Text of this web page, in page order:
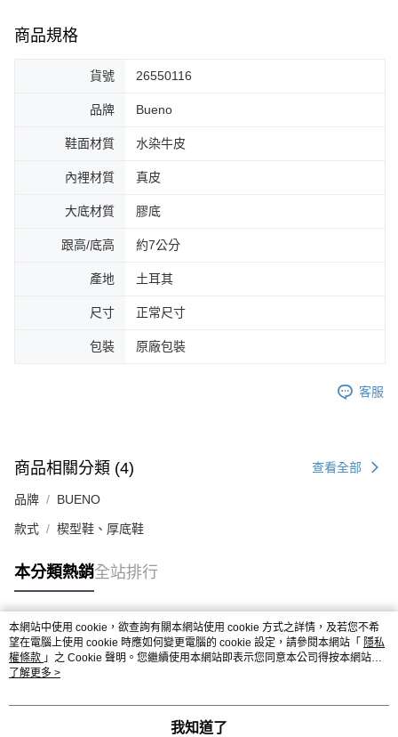
商品規格
貨號 26550116
品牌 Bueno
鞋面材質 水染牛皮
內裡材質 真皮
大底材質 膠底
跟高/底高 約7公分
產地 土耳其
尺寸 正常尺寸
包裝 原廠包裝
客服
商品相關分類 (4) 查看全部
品牌 BUENO
款式 楔型鞋、厚底鞋
本分類熱銷全站排行
熱門標籤
本網站中使用 cookie，欲查詢有關本網站使用 cookie 方式之詳情，及若您不希
望在電腦上使用 cookie 時應如何變更電腦的 cookie 設定，請參閱本網站「 隱私
權條款 」之 Cookie 聲明。您繼續使用本網站即表示您同意本公司得按本網站使
用條款之 Cookie 聲明使用 cookie。
了解更多 >
我知道了